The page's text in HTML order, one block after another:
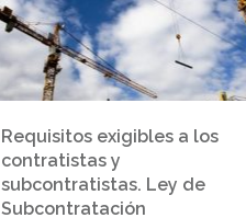
Requisitos exigibles a los
contratistas y
subcontratistas. Ley de
Subcontratación